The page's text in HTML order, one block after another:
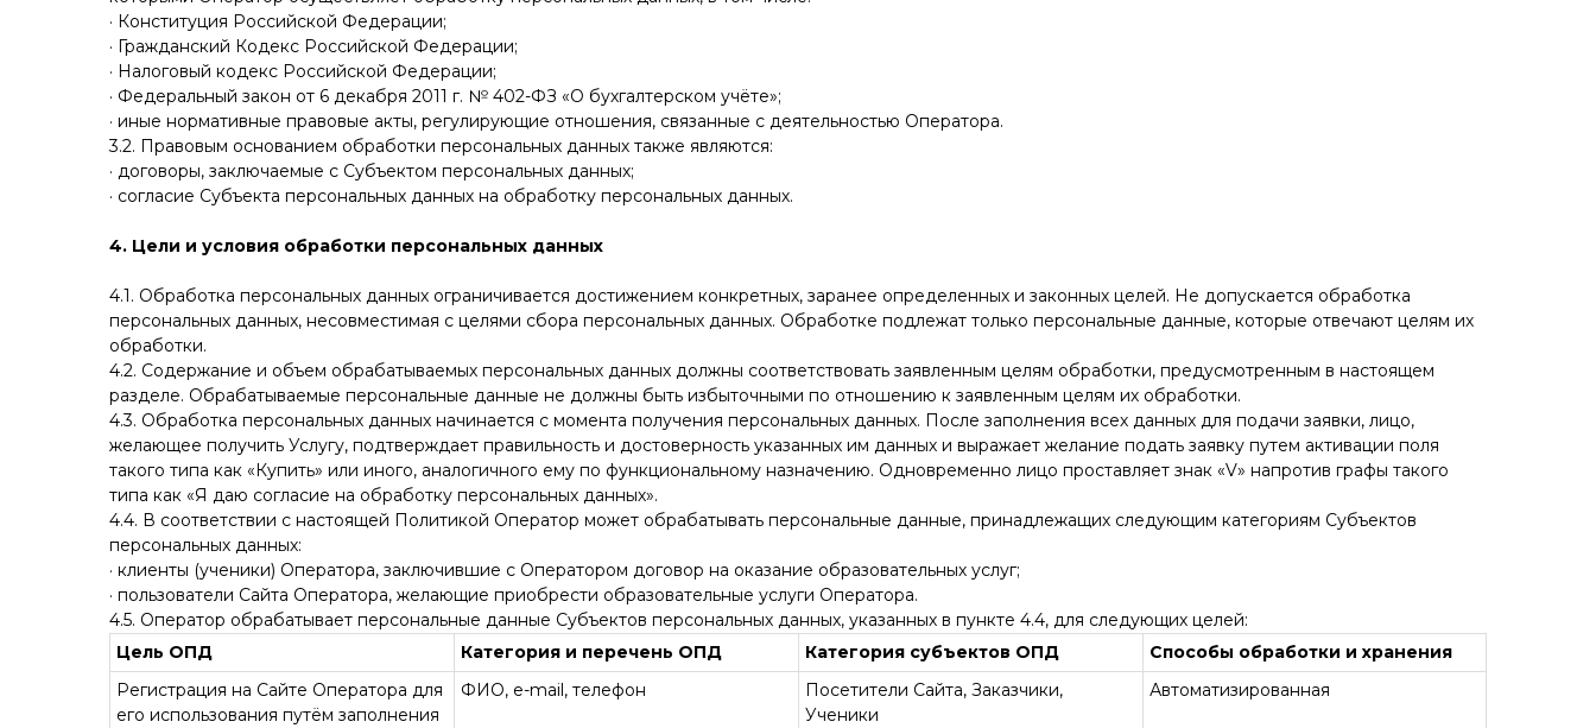
· Конституция Российской Федерации;
· Гражданский Кодекс Российской Федерации;
· Налоговый кодекс Российской Федерации;
· Федеральный закон от 6 декабря 2011 г. № 402-ФЗ «О бухгалтерском учёте»;
· иные нормативные правовые акты, регулирующие отношения, связанные с деятельностью Оператора.
3.2. Правовым основанием обработки персональных данных также являются:
· договоры, заключаемые с Субъектом персональных данных;
· согласие Субъекта персональных данных на обработку персональных данных.
4. Цели и условия обработки персональных данных
4.1. Обработка персональных данных ограничивается достижением конкретных, заранее определенных и законных целей. Не допускается обработка
персональных данных, несовместимая с целями сбора персональных данных. Обработке подлежат только персональные данные, которые отвечают целям их
обработки.
4.2. Содержание и объем обрабатываемых персональных данных должны соответствовать заявленным целям обработки, предусмотренным в настоящем
разделе. Обрабатываемые персональные данные не должны быть избыточными по отношению к заявленным целям их обработки.
4.3. Обработка персональных данных начинается с момента получения персональных данных. После заполнения всех данных для подачи заявки, лицо,
желающее получить Услугу, подтверждает правильность и достоверность указанных им данных и выражает желание подать заявку путем активации поля
такого типа как «Купить» или иного, аналогичного ему по функциональному назначению. Одновременно лицо проставляет знак «V» напротив графы такого
типа как «Я даю согласие на обработку персональных данных».
4.4. В соответствии с настоящей Политикой Оператор может обрабатывать персональные данные, принадлежащих следующим категориям Субъектов
персональных данных:
· клиенты (ученики) Оператора, заключившие с Оператором договор на оказание образовательных услуг;
· пользователи Сайта Оператора, желающие приобрести образовательные услуги Оператора.
4.5. Оператор обрабатывает персональные данные Субъектов персональных данных, указанных в пункте 4.4, для следующих целей:
Цель ОПД
Категория и перечень ОПД Категория субъектов ОПД
Способы обработки и хранения
Регистрация на Сайте Оператора для
его использования путём заполнения
ФИО, e-mail, телефон
Посетители Сайта, Заказчики,
Ученики
Автоматизированная